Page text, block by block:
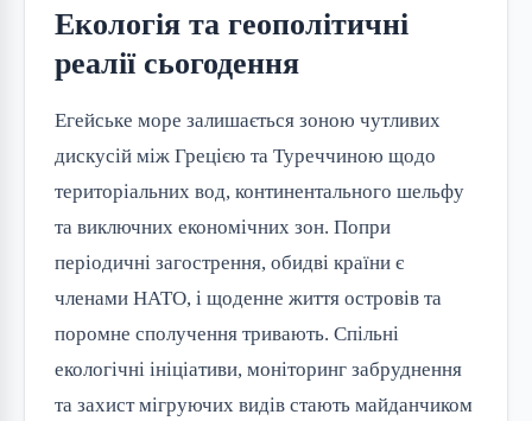
Екологія та геополітичні
реалії сьогодення
Егейське море залишається зоною чутливих
дискусій між Грецією та Туреччиною щодо
територіальних вод, континентального шельфу
та виключних економічних зон. Попри
періодичні загострення, обидві країни є
членами НАТО, і щоденне життя островів та
поромне сполучення тривають. Спільні
екологічні ініціативи, моніторинг забруднення
та захист мігруючих видів стають майданчиком